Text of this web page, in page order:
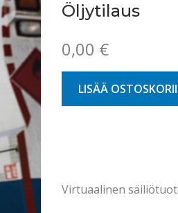
Öljytilaus
0,00 €
LISÄÄ
Virtuaalinen